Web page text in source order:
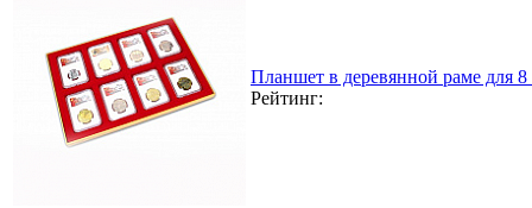
Планшет в деревянной раме для
Рейтинг: